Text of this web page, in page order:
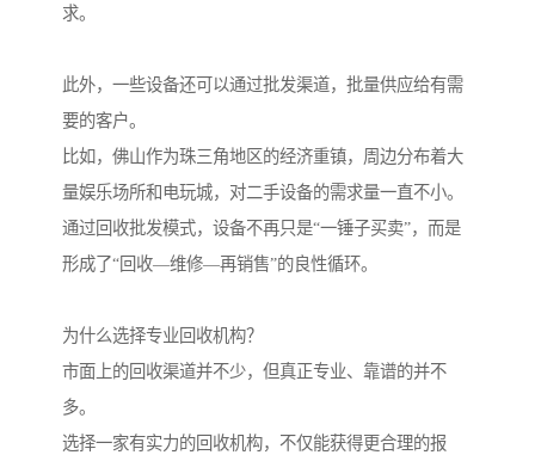
求。
此外，一些设备还可以通过批发渠道，批量供应给有需
要的客户。
比如，佛山作为珠三角地区的经济重镇，周边分布着大
量娱乐场所和电玩城，对二手设备的需求量一直不小。
通过回收批发模式，设备不再只是“一锤子买卖”，而是
形成了“回收—维修—再销售”的良性循环。
为什么选择专业回收机构？
市面上的回收渠道并不少，但真正专业、靠谱的并不
多。
选择一家有实力的回收机构，不仅能获得更合理的报